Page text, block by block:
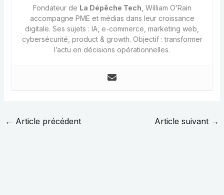
Fondateur de La Dépêche Tech , William O’Rain
accompagne PME et médias dans leur croissance
digitale. Ses sujets : IA, e-commerce, marketing web,
cybersécurité, product & growth. Objectif : transformer
l’actu en décisions opérationnelles.
← Article précédent Article suivant →